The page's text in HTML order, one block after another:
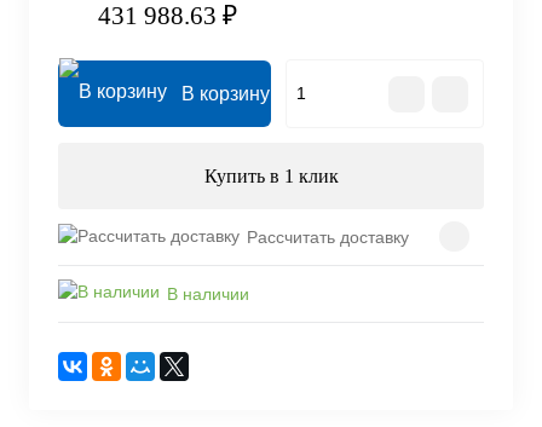
431 988.63 ₽
В корзину
Купить в 1 клик
Рассчитать доставку
В наличии